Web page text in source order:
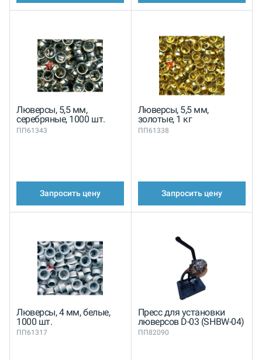
Люверсы, 5,5 мм,
серебряные, 1000 шт.
ПП61343
Запросить цену
Люверсы, 5,5 мм,
золотые, 1 кг
ПП61338
Запросить цену
Люверсы, 4 мм, белые,
1000 шт.
ПП61317
Пресс для установки
люверсов D-03 (SHBW-04)
ПП82090